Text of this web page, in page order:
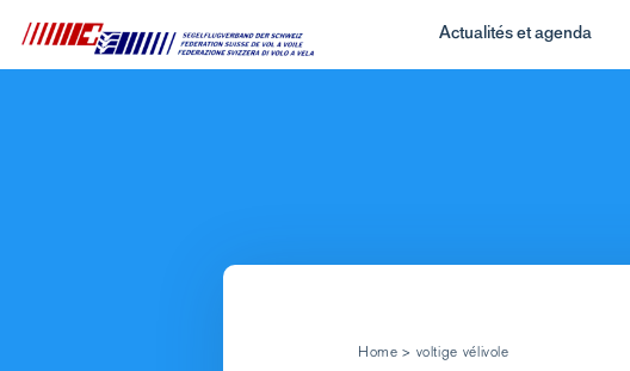
Actualités et agenda
Home > voltige vélivole